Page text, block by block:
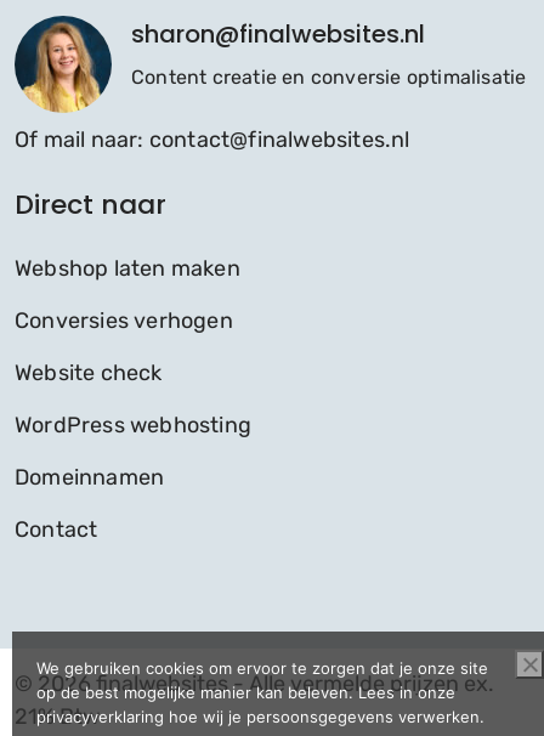
sharon@finalwebsites.nl
Content creatie en conversie optimalisatie
Of mail naar: contact@finalwebsites.nl
Direct naar
Webshop laten maken
Conversies verhogen
Website check
WordPress webhosting
Domeinnamen
Contact
© 2026 finalwebsites - Alle vermelde prijzen ex.
21% Btw
We gebruiken cookies om ervoor te zorgen dat je onze site
op de best mogelijke manier kan beleven. Lees in onze
privacyverklaring hoe wij je persoonsgegevens verwerken.